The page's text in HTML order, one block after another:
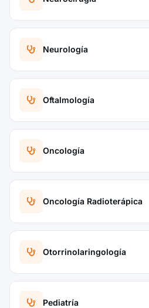
Neurología
Oftalmología
Oncología
Oncología Radioterápica
Otorrinolaringología
Pediatría